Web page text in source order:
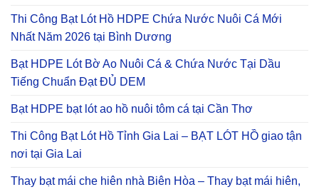
Thi Công Bạt Lót Hồ HDPE Chứa Nước Nuôi Cá Mới
Nhất Năm 2026 tại Bình Dương
Bạt HDPE Lót Bờ Ao Nuôi Cá & Chứa Nước Tại Dầu
Tiếng Chuẩn Đạt ĐỦ DEM
Bạt HDPE bạt lót ao hồ nuôi tôm cá tại Cần Thơ
Thi Công Bạt Lót Hồ Tỉnh Gia Lai – BẠT LÓT HỒ giao tận
nơi tại Gia Lai
Thay bạt mái che hiên nhà Biên Hòa – Thay bạt mái hiên,